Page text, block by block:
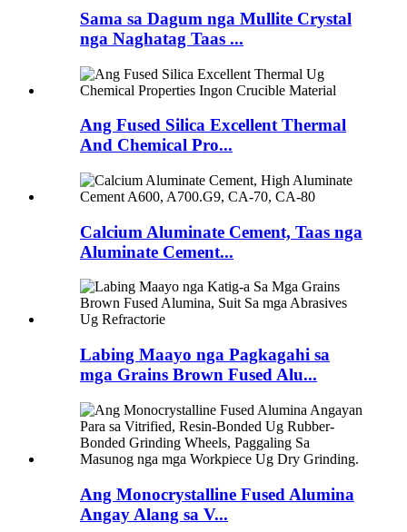
Sama sa Dagum nga Mullite Crystal
nga Naghatag Taas ...
Ang Fused Silica Excellent Thermal
And Chemical Pro...
Calcium Aluminate Cement, Taas nga
Aluminate Cement...
Labing Maayo nga Pagkagahi sa
mga Grains Brown Fused Alu...
Ang Monocrystalline Fused Alumina
Angay Alang sa V...